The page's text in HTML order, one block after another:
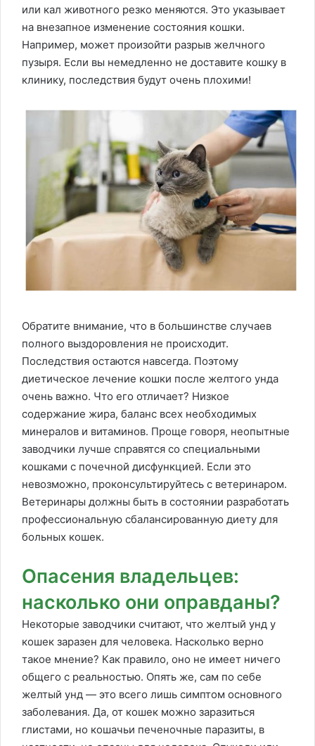
или кал животного резко меняются. Это указывает
на внезапное изменение состояния кошки.
Например, может произойти разрыв желчного
пузыря. Если вы немедленно не доставите кошку в
клинику, последствия будут очень плохими!
Обратите внимание, что в большинстве случаев
полного выздоровления не происходит.
Последствия остаются навсегда. Поэтому
диетическое лечение кошки после желтого унда
очень важно. Что его отличает? Низкое
содержание жира, баланс всех необходимых
минералов и витаминов. Проще говоря, неопытные
заводчики лучше справятся со специальными
кошками с почечной дисфункцией. Если это
невозможно, проконсультируйтесь с ветеринаром.
Ветеринары должны быть в состоянии разработать
профессиональную сбалансированную диету для
больных кошек.
Опасения владельцев:
насколько они оправданы?
Некоторые заводчики считают, что желтый унд у
кошек заразен для человека. Насколько верно
такое мнение? Как правило, оно не имеет ничего
общего с реальностью. Опять же, сам по себе
желтый унд — это всего лишь симптом основного
заболевания. Да, от кошек можно заразиться
глистами, но кошачьи печеночные паразиты, в